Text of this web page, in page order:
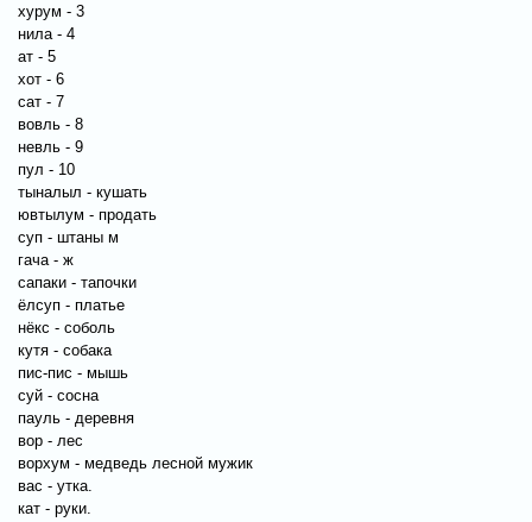
хурум - 3
нила - 4
ат - 5
хот - 6
сат - 7
вовль - 8
невль - 9
пул - 10
тыналыл - кушать
ювтылум - продать
суп - штаны м
гача - ж
сапаки - тапочки
ёлсуп - платье
нёкс - соболь
кутя - собака
пис-пис - мышь
суй - сосна
пауль - деревня
вор - лес
ворхум - медведь лесной мужик
вас - утка.
кат - руки.